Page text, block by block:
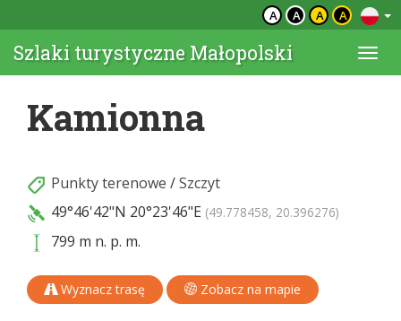
A A A A
Szlaki turystyczne Małopolski
Kamionna
Punkty terenowe /Szczyt
49°46'42"N 20°23'46"E (49.778458, 20.396276)
799 m n. p. m.
Wyznacz trasę Zobacz na mapie